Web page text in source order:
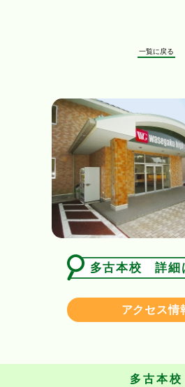
一覧に戻る
多古本校 詳細
アクセス情
多古本校